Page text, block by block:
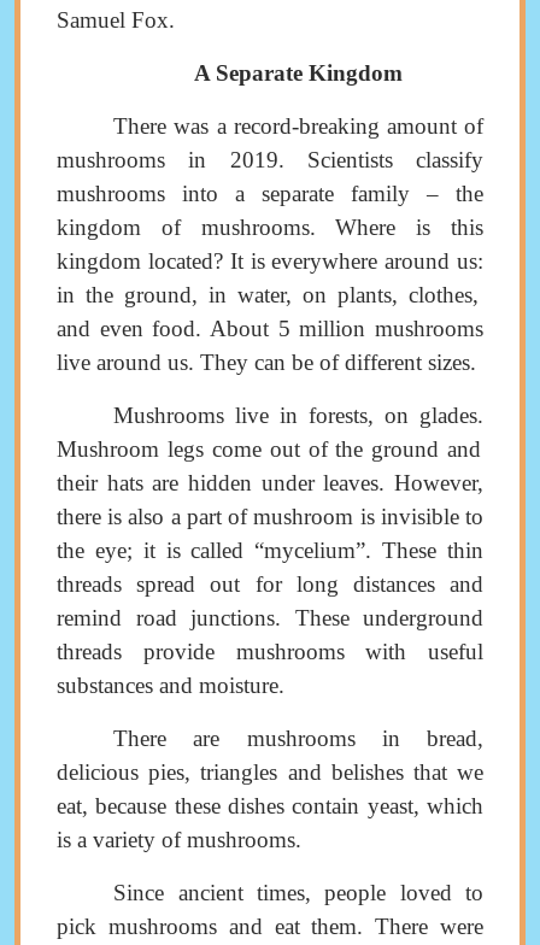
Samuel Fox.
A Separate Kingdom
There was a record-breaking amount of
mushrooms in 2019. Scientists
classify
mushrooms into a separate family – the
kingdom of mushrooms. Where is this
kingdom located? It is everywhere around us:
in the ground, in water, on plants, clothes,
and even food. About 5 million mushrooms
live around us. They can be of different sizes.
Mushrooms live in forests, on glades.
Mushroom legs come out of the ground and
their hats are hidden under leaves. However,
there is also a part of mushroom is invisible to
the eye; it is called “mycelium”. These thin
threads spread out
for long distances and
remind road junctions. These underground
threads provide mushrooms with useful
substances and moisture.
There are mushroomsin bread,
delicious pies, triangles and belishes that we
eat, because these dishes contain yeast, which
is a variety of mushrooms.
Since ancient times, people loved to
pick mushrooms and eat them. There were